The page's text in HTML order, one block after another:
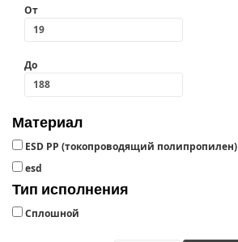
От
До
Материал
ESD PP (токопроводящий полипропилен)
esd
Тип исполнения
Сплошной